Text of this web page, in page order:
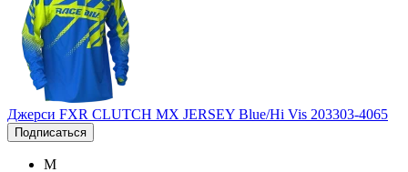
Джерси FXR CLUTCH MX JERSEY Blue/Hi Vis 203303-4065
Подписаться
M